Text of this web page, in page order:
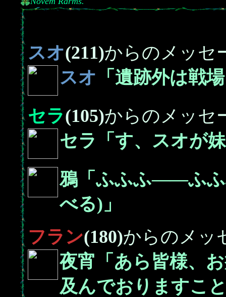
スオ(211)からのメッセ
スオ 「遺跡外は戦
セラ(105)からのメッセ
セラ「す、スオが
鴉「ふふふ――ふふ
べる)」
フラン(180)からのメッ
夜宵「あら皆様、
及んでおりますこ